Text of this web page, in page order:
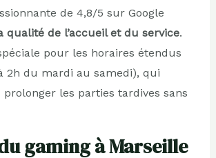
de 4,8/5 sur Google
qualité de l’accueil et du service.
pour les horaires étendus
2h du mardi au samedi), qui
les parties tardives sans
gaming à Marseille